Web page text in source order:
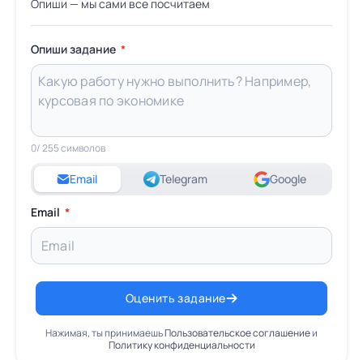
Опиши — мы сами все посчитаем
Опиши задание
0/ 255 символов
Email Telegram Google
Email
Оценить задание
Нажимая, ты принимаешьПользовательское соглашениеи
Политику конфиденциальности